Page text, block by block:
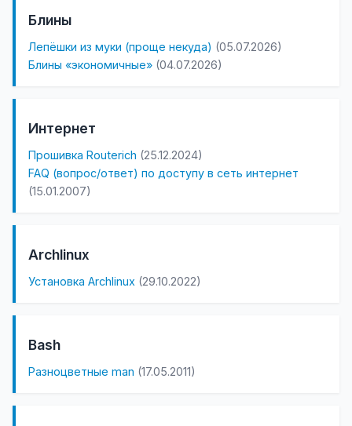
Блины
Лепёшки из муки (проще некуда) (05.07.2026)
Блины «экономичные» (04.07.2026)
Интернет
Прошивка Routerich (25.12.2024)
FAQ (вопрос/ответ) по доступу в сеть интернет
(15.01.2007)
Archlinux
Установка Archlinux (29.10.2022)
Bash
Разноцветные man (17.05.2011)